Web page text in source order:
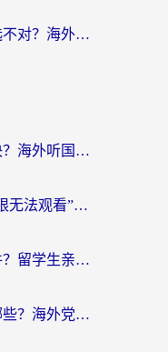
在国外最终幻想14加速器选不对？海外玩家的国服游戏加速避坑指南
汽水音乐地区限制怎么解决？海外听国内音乐的实用指南来了
在海外看视频总遇“地区权限无法观看”？这篇攻略帮你轻松解锁国内影视动漫
国外如何听网易云音乐软件？留学生亲测有效的回国加速方案
海外看国内电视剧软件有哪些？海外党专属追剧指南来了